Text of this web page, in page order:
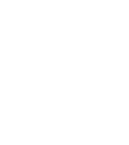
Det kan
alltid den
förpackning för